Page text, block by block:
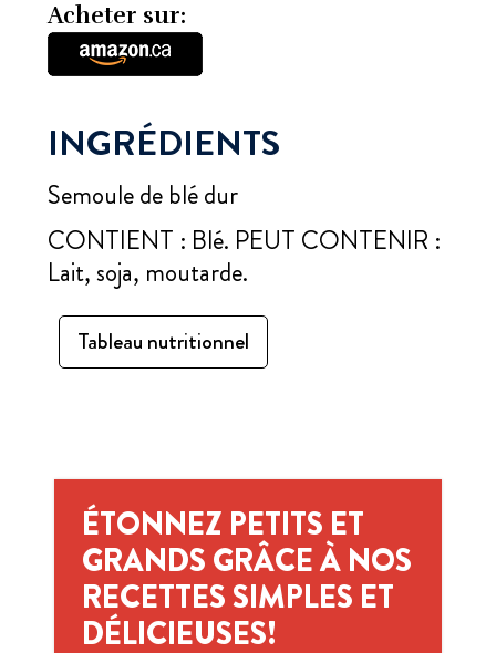
Acheter sur:
INGRÉDIENTS
Semoule de blé dur
CONTIENT : Blé. PEUT CONTENIR :
Lait, soja, moutarde.
Tableau nutritionnel
ÉTONNEZ PETITS ET
GRANDS GRÂCE À NOS
RECETTES SIMPLES ET
DÉLICIEUSES!